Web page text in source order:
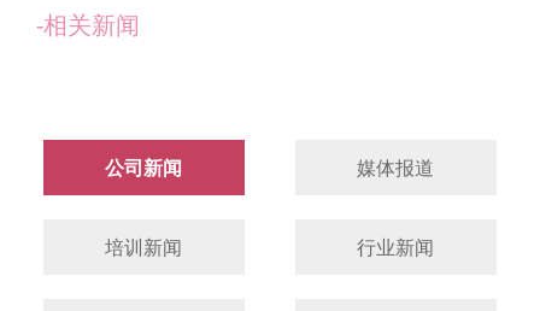
-相关新闻
公司新闻 媒体报道
培训新闻 行业新闻